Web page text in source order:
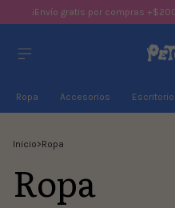
¡Envío gratis por compras
Ropa Accesorios Escritorio
Inicio>Ropa
Ropa